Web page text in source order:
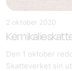
2 oktober 2020
Den 1 oktober
Skatteverket sin